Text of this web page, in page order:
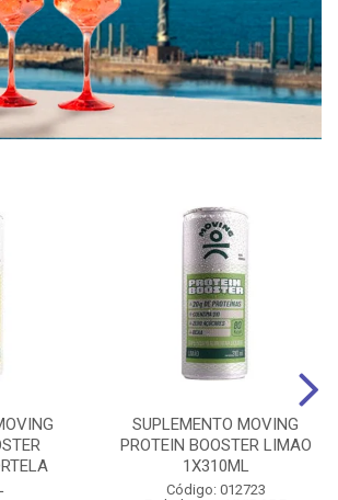
SUPLEMENTO MOVING
PROTEIN BOOSTER LIMAO
1X310ML
Código: 012723